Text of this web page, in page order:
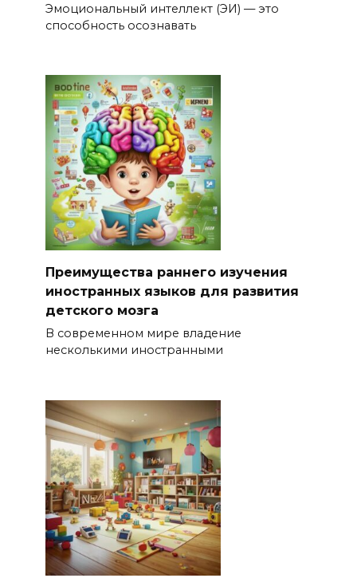
Эмоциональный интеллект (ЭИ) — это
способность осознавать
Преимущества раннего изучения
иностранных языков для развития
детского мозга
В современном мире владение
несколькими иностранными